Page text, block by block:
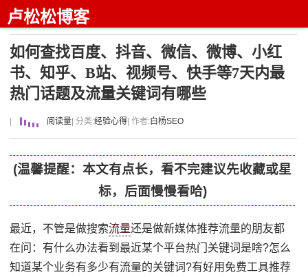
卢松松博客
如何查找百度、抖音、微信、微博、小红
书、知乎、B站、视频号、快手等7天内最
热门话题及流量关键词有哪些
阅读量 | 分类:经验心得 | 作者:白杨SEO
(温馨提醒：本文有点长，看不完建议先收藏或星
标，后面慢慢看哈)
最近，不管是做搜索流量还是做新媒体推荐流量的朋友都
在问：有什么办法看到最近某个平台热门关键词是啥?怎么
知道某个业务有多少有流量的关键词?有好用免费工具推荐